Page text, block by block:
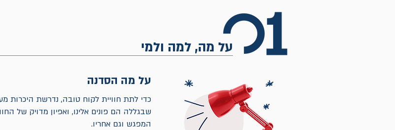
על מה, למה ולמי
על מה הסדנה
כדי לתת חוויית לקוח טובה, נדרשת
שבגללה הם פונים אלינו, ואפיון מדויק של
המפגש וגם אחריו.